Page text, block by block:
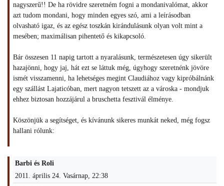
nagyszerű!! De ha rövidre szeretném fogni a mondanivalómat, akkor
azt tudom mondani, hogy minden egyes szó, ami a leírásodban
olvasható igaz, és az egész toszkán kirándulásunk olyan volt mint a
mesében; maximálisan pihentető és kikapcsoló.
Bár összesen 11 napig tartott a nyaralásunk, természetesen úgy sikerült
hazajönni, hogy jaj, hát ezt se láttuk még, úgyhogy szeretnénk jövöre
ismét visszamenni, ha lehetséges megint Claudiához vagy kipróbálnánk
egy szállást Lajaticóban, mert nagyon tetszett az a városka - mondjuk
ehhez biztosan hozzájárul a bruschetta fesztivál élménye.
Köszönjük a segítséget, és kívánunk sikeres munkát neked, még fogsz
hallani rólunk:
Barbi és Roli
2011. április 24. Vasárnap, 22:38